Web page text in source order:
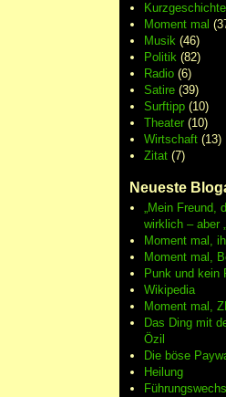
Kurzgeschichte
Moment mal
Musik(46)
Politik(82)
Radio(6)
Satire(39)
Surftipp(10)
Theater(10)
Wirtschaft(13)
Zitat(7)
Neueste
„Mein Freund,
wirklich – aber
Moment mal,
Moment mal,
Punk und kein
Wikipedia
Moment mal,
Das Ding mit
Özil
Die böse
Heilung